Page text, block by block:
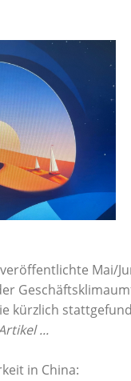
veröffentlichte Mai/
kürzlich
...
in China: